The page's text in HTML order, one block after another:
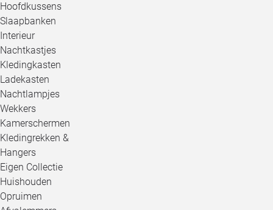
Hoofdkussens
Slaapbanken
Interieur
Nachtkastjes
Kledingkasten
Ladekasten
Nachtlampjes
Wekkers
Kamerschermen
Kledingrekken &
Hangers
Eigen Collectie
Huishouden
Opruimen